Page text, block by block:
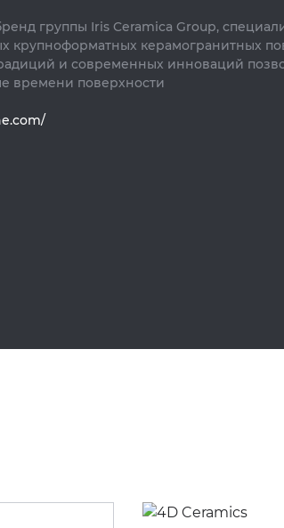
группы Iris Ceramica Group,
крупноформатных керамогранитных
и современных инноваций
времени поверхности